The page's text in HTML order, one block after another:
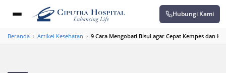
Hubungi Kami
Beranda › Artikel Kesehatan › 9 Cara Mengobati Bisul agar Cepat Kempes dan